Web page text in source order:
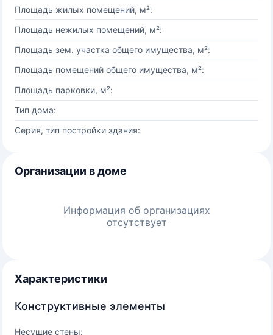
Площадь жилых помещений, м²:
Площадь нежилых помещений, м²:
Площадь зем. участка общего имущества, м²:
Площадь помещений общего имущества, м²:
Площадь парковки, м²:
Тип дома:
Серия, тип постройки здания:
Организации в доме
Информация об организациях
отсутствует
Характеристики
Конструктивные элементы
Несущие стены: